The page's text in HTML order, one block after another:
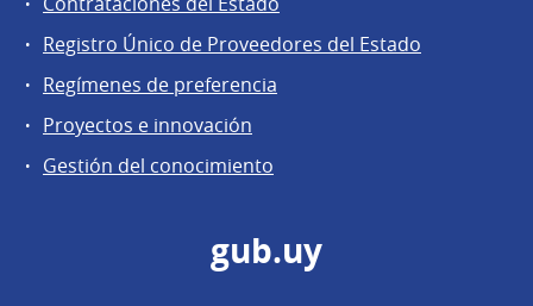
Registro Único de Proveedores del Estado
Regímenes de preferencia
Proyectos e innovación
Gestión del conocimiento
gub.uy